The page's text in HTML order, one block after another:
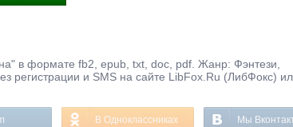
в формате fb2, epub, txt, doc, pdf. Жанр: Фэнтези,
регистрации и SMS на сайте LibFox.Ru (ЛибФокс)
В Одноклассниках Мы